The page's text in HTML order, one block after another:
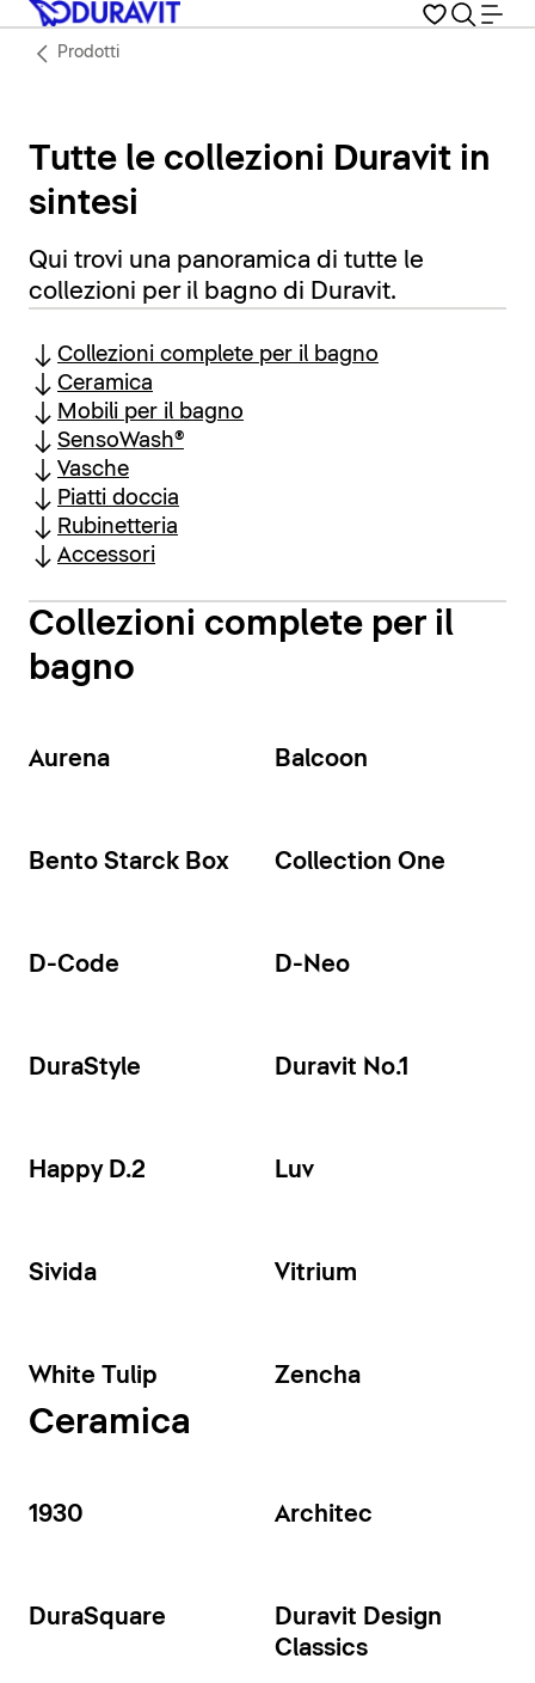
Prodotti
Tutte le collezioni Duravit in
sintesi
Qui trovi una panoramica di tutte le
collezioni per il bagno di Duravit.
Collezioni complete per il bagno
Ceramica
Mobili per il bagno
SensoWash®
Vasche
Piatti doccia
Rubinetteria
Accessori
Collezioni complete per il
bagno
Aurena Balcoon
Bento Starck Box Collection One
D-Code D-Neo
DuraStyle Duravit No.1
Happy D.2 Luv
Sivida Vitrium
White Tulip Zencha
Ceramica
1930 Architec
DuraSquare
Duravit Design
Classics